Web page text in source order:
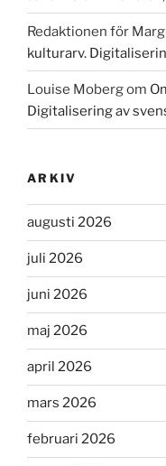
Redaktionen för
kulturarv.
Louise Mobergom
Digitalisering av
ARKIV
augusti 2026
juli 2026
juni 2026
maj 2026
april 2026
mars 2026
februari 2026